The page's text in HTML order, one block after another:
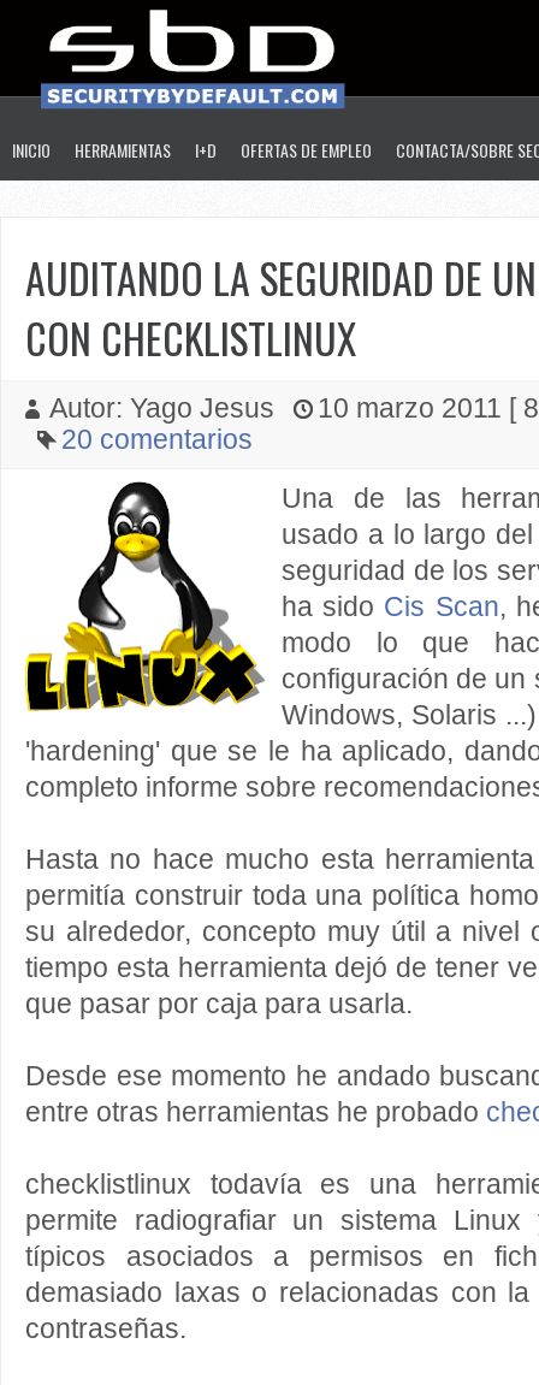
INICIO HERRAMIENTAS I+D OFERTAS DE EMPLEO CONTACTA/SOBRE
AUDITANDO LA SEGURIDAD DE
CON CHECKLISTLINUX
Autor: Yago Jesus
10 marzo 2011 [
20 comentarios
Una de las
usado a lo largo
seguridad de los
ha sido Cis Scan,
modo lo que
configuración de un
Windows, Solaris
'hardening' que se le ha aplicado,
completo informe sobre
Hasta no hace mucho esta
permitía construir toda una política
su alrededor, concepto muy útil a nivel
tiempo esta herramienta dejó de tener
que pasar por caja para usarla.
Desde ese momento he andado
entre otras herramientas he probado
checklistlinux todavía es una
permite radiografiar un sistema Linux
típicos asociados a permisos en
demasiado laxas o relacionadas con
contraseñas.